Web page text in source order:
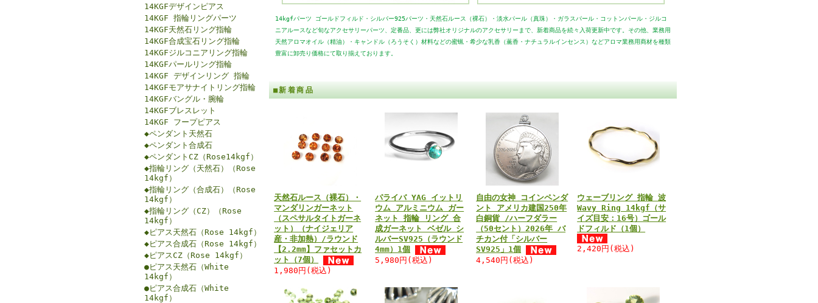
14KGFデザインピアス
14KGF 指輪リングパーツ
14KGF天然石リング指輪
14KGF合成宝石リング指輪
14KGFジルコニアリング指輪
14KGFパールリング指輪
14KGF デザインリング 指輪
14KGFモアサナイトリング指輪
14KGFバングル・腕輪
14KGFブレスレット
14KGF フープピアス
◆ペンダント天然石
◆ペンダント合成石
◆ペンダントCZ（Rose14kgf）
◆指輪リング（天然石）（Rose
14kgf）
◆指輪リング（合成石）（Rose
14kgf）
◆指輪リング（CZ）（Rose
14kgf）
◆ピアス天然石（Rose 14kgf）
◆ピアス合成石（Rose 14kgf）
◆ピアスCZ（Rose 14kgf）
●ピアス天然石（White
14kgf）
●ピアス合成石（White
14kgf）
14kgfパーツ ゴールドフィルド・シルバー925パーツ・天然石ルース（裸石）・淡水パール（真珠）・ガラスパール・コットンパール・ジルコ
ニアルースなど旬なアクセサリーパーツ、 定番品、更には弊社オリジナルのアクセサリーまで、新着商品を続々入荷更新中です。その他、業務用
天然アロマオイル（精油）・ キャンドル（ろうそく）材料などの蜜蝋・希少な乳香（薫香・ナチュラルインセンス）などアロマ業務用商材を種類
豊富に卸売り価格にて取り揃えております。
■新着商品
天然石ルース（裸石）・
マンダリンガーネット
（スペサルタイトガーネ
ット）（ナイジェリア
産・非加熱）/ラウンド
【2.2mm】ファセットカ
ット（7個）
1,980円(税込)
パライバ YAG イットリ
ウム アルミニウム ガー
ネット 指輪 リング 合
成ガーネット ベゼル シ
ルバーSV925（ラウンド
4mm）1個
5,980円(税込)
自由の女神 コインペンダ
ント アメリカ建国250年
白銅貨 /ハーフダラー
（50セント）2026年 バ
チカン付「シルバー
SV925」1個
4,540円(税込)
ウェーブリング 指輪 波
Wavy Ring 14kgf（サ
イズ目安：16号）ゴール
ドフィルド（1個）
2,420円(税込)